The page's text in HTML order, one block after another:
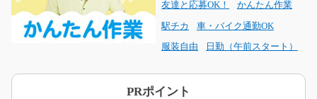
友達と応募OK！ かんたん作業
駅チカ 車・バイク通勤OK
服装自由 日勤（午前スタート）
PRポイント